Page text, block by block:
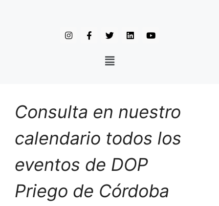
Consulta en nuestro
calendario todos los
eventos de DOP
Priego de Córdoba